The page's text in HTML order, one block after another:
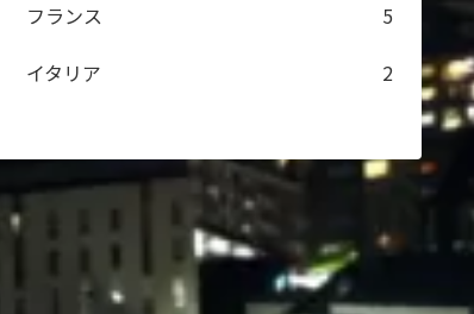
フランス
5
イタリア
2